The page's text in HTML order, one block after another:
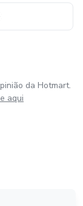
da Hotmart.
aqui